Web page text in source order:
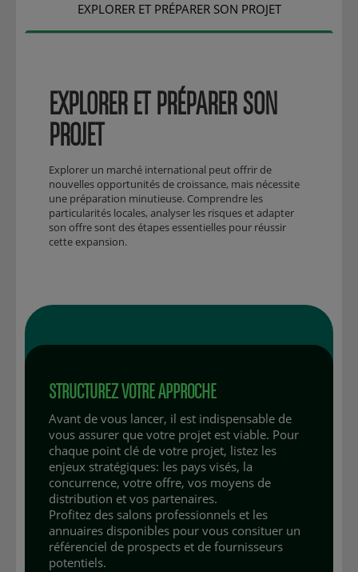
EXPLORER ET PRÉPARER SON PROJET
EXPLORER ET PRÉPARER SON
PROJET
Explorer un marché international peut offrir de
nouvelles opportunités de croissance, mais nécessite
une préparation minutieuse. Comprendre les
particularités locales, analyser les risques et adapter
son offre sont des étapes essentielles pour réussir
cette expansion.
STRUCTUREZ VOTRE APPROCHE
Avant de vous lancer, il est indispensable de
vous assurer que votre projet est viable. Pour
chaque point clé de votre projet, listez les
enjeux stratégiques: les pays visés, la
concurrence, votre offre, vos moyens de
distribution et vos partenaires.
Profitez des salons professionnels et les
annuaires disponibles pour vous consituer un
référenciel de prospects et de fournisseurs
potentiels.